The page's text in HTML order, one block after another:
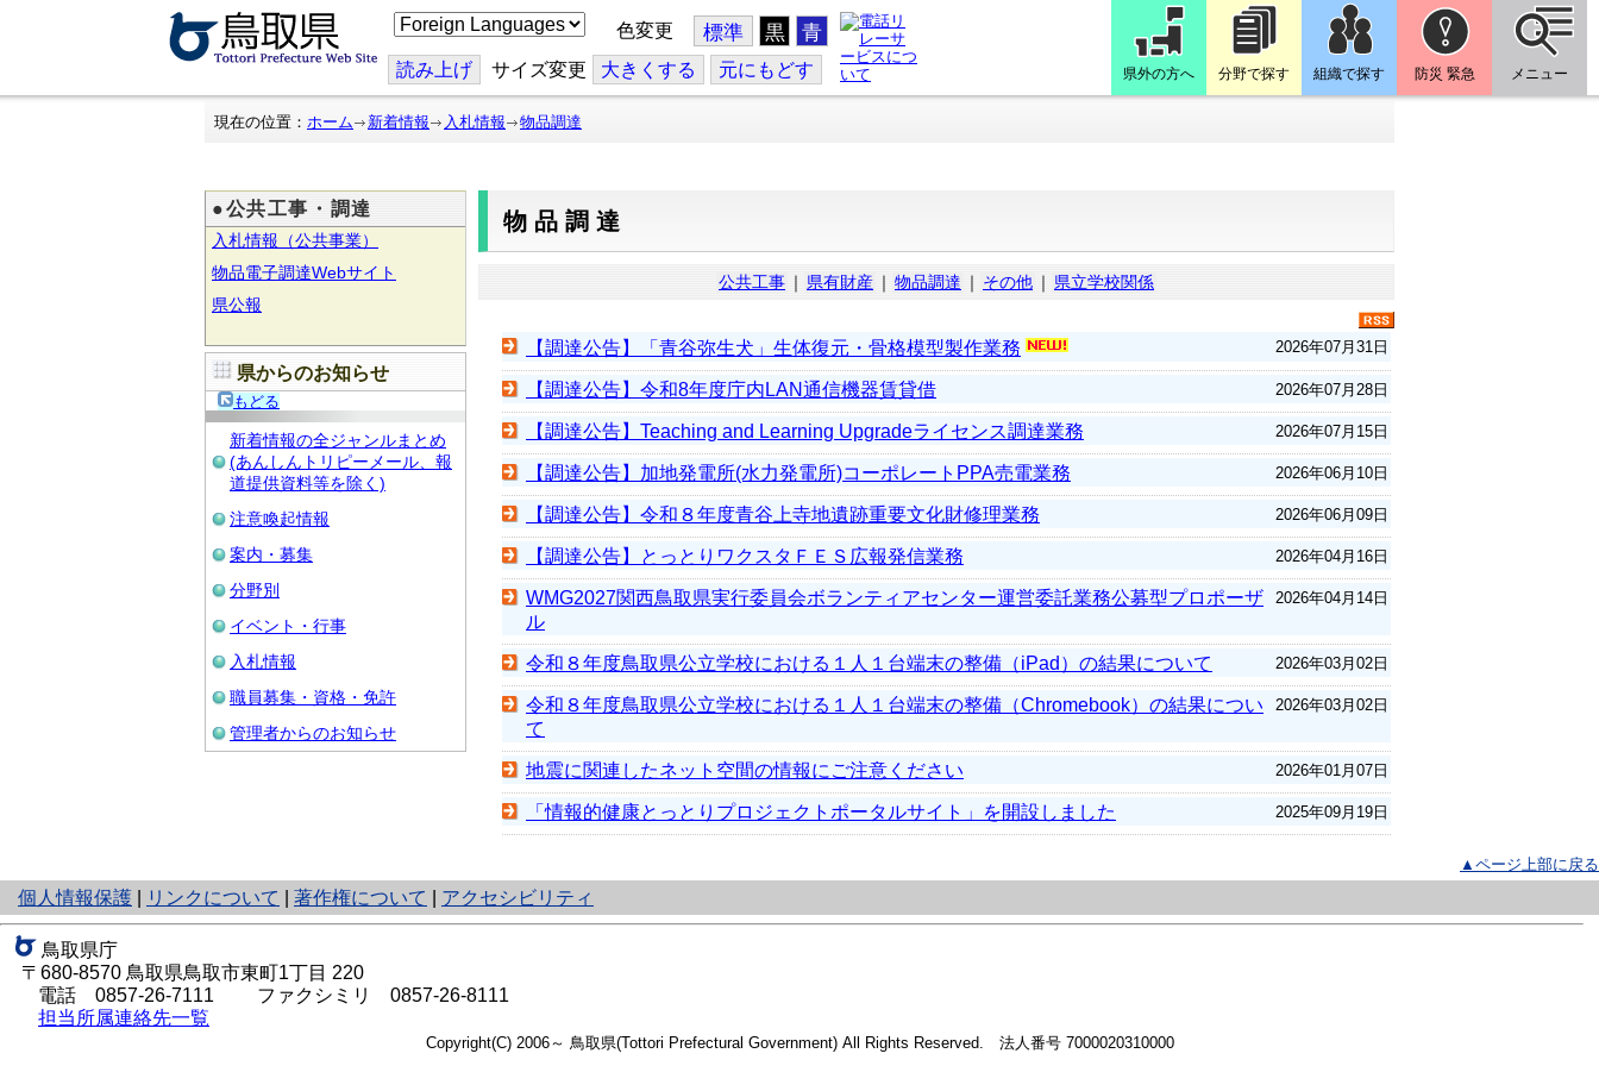
こ
の
ジ
を
翻
色変更 標準 黒 青
読み上げ サイズ変更 大きくする 元にもどす 県外の方へ 分野で探す 組織で探す 防災 緊急 メニュー
現在の位置： ホーム 新着情報 入札情報 物品調達
●公共工事・調達
入札情報（公共事業）
物品電子調達Webサイト
県公報
県からのお知らせ
もどる
新着情報の全ジャンルまとめ
(あんしんトリピーメール、報
道提供資料等を除く)
注意喚起情報
案内・募集
分野別
イベント・行事
入札情報
職員募集・資格・免許
管理者からのお知らせ
物品調達
公共工事 ｜ 県有財産 ｜ 物品調達 ｜ その他 ｜ 県立学校関係
2026年07月31日
【調達公告】「青谷弥生犬」生体復元・骨格模型製作業務
2026年07月28日
【調達公告】令和8年度庁内LAN通信機器賃貸借
2026年07月15日
【調達公告】Teaching and Learning Upgradeライセンス調達業務
2026年06月10日
【調達公告】加地発電所(水力発電所)コーポレートPPA売電業務
2026年06月09日
【調達公告】令和８年度青谷上寺地遺跡重要文化財修理業務
2026年04月16日
【調達公告】とっとりワクスタＦＥＳ広報発信業務
2026年04月14日
WMG2027関西鳥取県実行委員会ボランティアセンター運営委託業務公募型プロポーザ
ル
2026年03月02日
令和８年度鳥取県公立学校における１人１台端末の整備（iPad）の結果について
2026年03月02日
令和８年度鳥取県公立学校における１人１台端末の整備（Chromebook）の結果につい
て
2026年01月07日
地震に関連したネット空間の情報にご注意ください
2025年09月19日
「情報的健康とっとりプロジェクトポータルサイト」を開設しました
▲ページ上部に戻る
個人情報保護
と
り
ッ
ト
へ
の
リンクについて 著作権について アクセシビリティ
鳥取県庁
〒680-8570 鳥取県鳥取市東町1丁目 220
電話 0857-26-7111 ファクシミリ 0857-26-8111
担当所属連絡先一覧
Copyright(C) 2006～ 鳥取県(Tottori Prefectural Government) All Rights Reserved. 法人番号 7000020310000